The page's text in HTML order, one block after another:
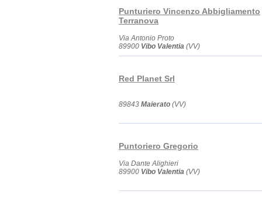
Punturiero Vincenzo Abbigliamento
Terranova
Via Antonio Proto
89900 Vibo Valentia (VV)
Red Planet Srl
89843 Maierato (VV)
Puntoriero Gregorio
Via Dante Alighieri
89900 Vibo Valentia (VV)